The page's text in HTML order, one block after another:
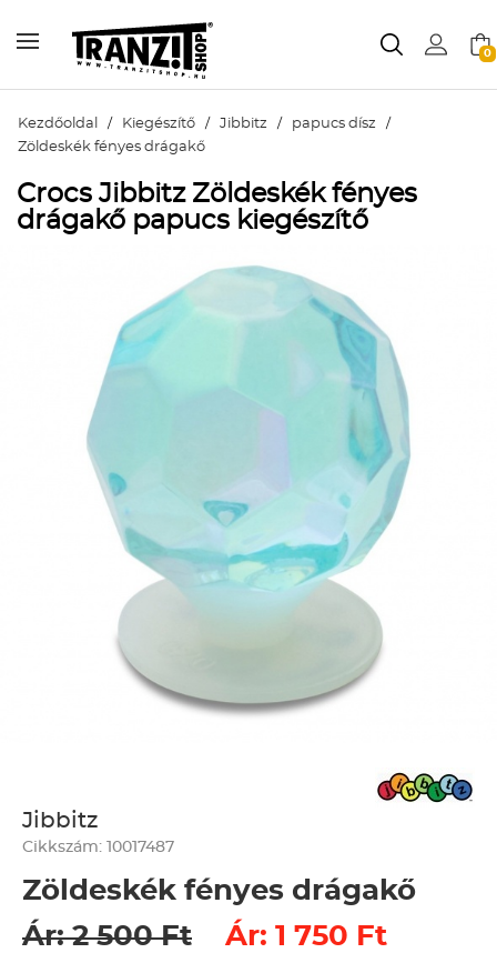
0
Kezdőoldal / Kiegészítő / Jibbitz / papucs dísz /
Zöldeskék fényes drágakő
Crocs Jibbitz Zöldeskék fényes
drágakő papucs kiegészítő
Jibbitz
Cikkszám: 10017487
Zöldeskék fényes drágakő
Ár: 2 500 Ft
Ár: 1 750 Ft